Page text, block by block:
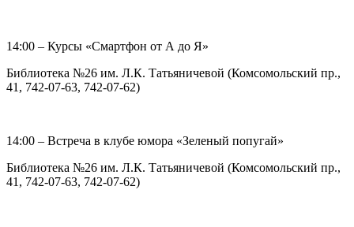
14:00 – Курсы «Смартфон от А до Я»
Библиотека №26 им. Л.К. Татьяничевой (Комсомольский пр.,
41, 742-07-63, 742-07-62)
14:00 – Встреча в клубе юмора «Зеленый попугай»
Библиотека №26 им. Л.К. Татьяничевой (Комсомольский пр.,
41, 742-07-63, 742-07-62)